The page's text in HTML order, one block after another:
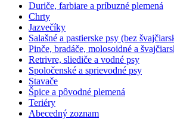
Duriče, farbiare a príbuzné plemená
Chrty
Jazvečíky
Salašné a pastierske psy (bez
Pinče, bradáče, molosoidné a
Retrivre, sliediče a vodné psy
Spoločenské a sprievodné psy
Stavače
Špice a pôvodné plemená
Teriéry
Abecedný zoznam